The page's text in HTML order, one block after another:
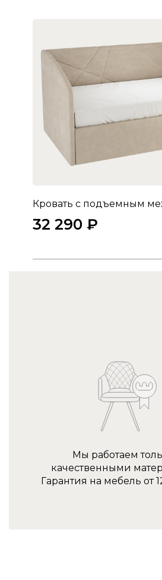
32 290 ₽
Мы работаем
качественными
Гарантия на мебель от